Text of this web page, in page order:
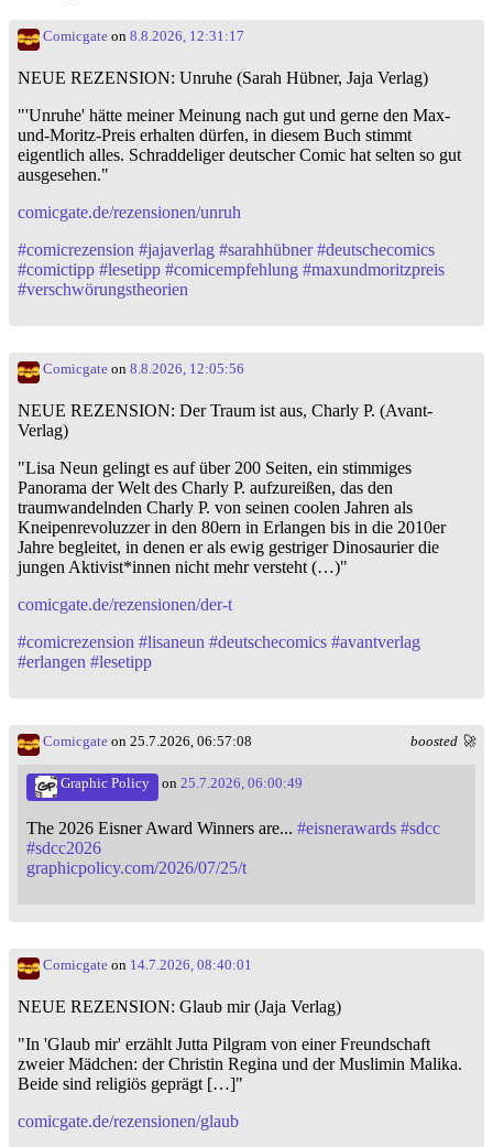
Comicgate on 8.8.2026, 12:31:17
NEUE REZENSION: Unruhe (Sarah Hübner, Jaja Verlag)
"'Unruhe' hätte meiner Meinung nach gut und gerne den Max-
und-Moritz-Preis erhalten dürfen, in diesem Buch stimmt
eigentlich alles. Schraddeliger deutscher Comic hat selten so gut
ausgesehen."
comicgate.de/rezensionen/unruh
#comicrezension #jajaverlag #sarahhübner #deutschecomics
#comictipp #lesetipp #comicempfehlung #maxundmoritzpreis
#verschwörungstheorien
Comicgate on 8.8.2026, 12:05:56
NEUE REZENSION: Der Traum ist aus, Charly P. (Avant-
Verlag)
"Lisa Neun gelingt es auf über 200 Seiten, ein stimmiges
Panorama der Welt des Charly P. aufzureißen, das den
traumwandelnden Charly P. von seinen coolen Jahren als
Kneipenrevoluzzer in den 80ern in Erlangen bis in die 2010er
Jahre begleitet, in denen er als ewig gestriger Dinosaurier die
jungen Aktivist*innen nicht mehr versteht (…)"
comicgate.de/rezensionen/der-t
#comicrezension #lisaneun #deutschecomics #avantverlag
#erlangen #lesetipp
boosted 🚀
Comicgate on 25.7.2026, 06:57:08
Graphic Policy on 25.7.2026, 06:00:49
The 2026 Eisner Award Winners are... #eisnerawards #sdcc
#sdcc2026
graphicpolicy.com/2026/07/25/t
Comicgate on 14.7.2026, 08:40:01
NEUE REZENSION: Glaub mir (Jaja Verlag)
"In 'Glaub mir' erzählt Jutta Pilgram von einer Freundschaft
zweier Mädchen: der Christin Regina und der Muslimin Malika.
Beide sind religiös geprägt […]"
comicgate.de/rezensionen/glaub